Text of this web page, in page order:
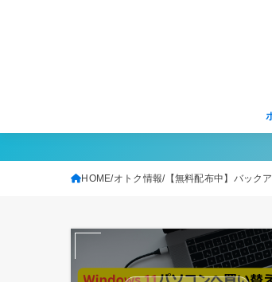
HOME オトク情報 【無料配布中】バック